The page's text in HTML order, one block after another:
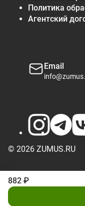
882 ₽
Политика
Агентский
Email
© 2026 ZUMUS.RU